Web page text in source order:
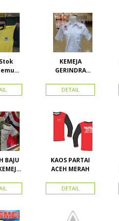
PE
Rp.
KEMEJA
GERINDRA
BORDIR DAN
TOPI BAHAN
DETAIL
BAJU
KAOS PARTAI
ACEH MERAH
DETAIL